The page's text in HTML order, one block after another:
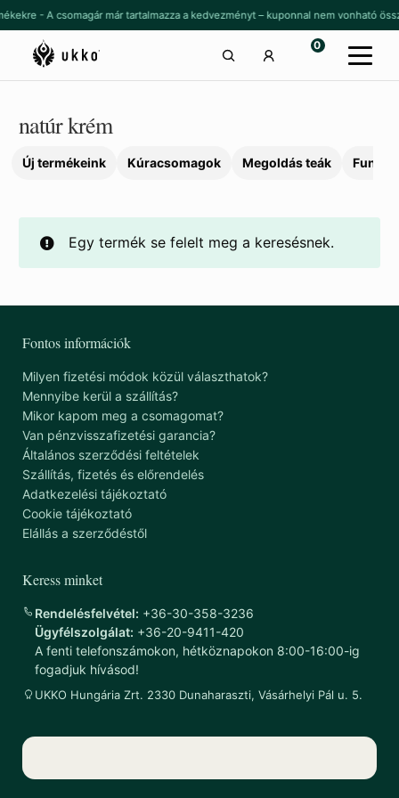
Ugrás
a
navigációhoz
Kilépés
a
tartalomba
- A csomagár már tartalmazza a kedvezményt – kuponnal nem vonható
0
Egy termék se felelt meg a keresésnek.
natúr krém
Új termékeink Kúracsomagok Megoldás teák
Fontos információk
Milyen fizetési módok közül választhatok?
Mennyibe kerül a szállítás?
Mikor kapom meg a csomagomat?
Van pénzvisszafizetési garancia?
Általános szerződési feltételek
Szállítás, fizetés és előrendelés
Adatkezelési tájékoztató
Cookie tájékoztató
Elállás a szerződéstől
Keress minket
Rendelésfelvétel: +36-30-358-3236
Ügyfélszolgálat: +36-20-9411-420
A fenti telefonszámokon, hétköznapokon 8:00-16:00-ig
fogadjuk hívásod!
UKKO Hungária Zrt. 2330 Dunaharaszti, Vásárhelyi Pál u. 5.